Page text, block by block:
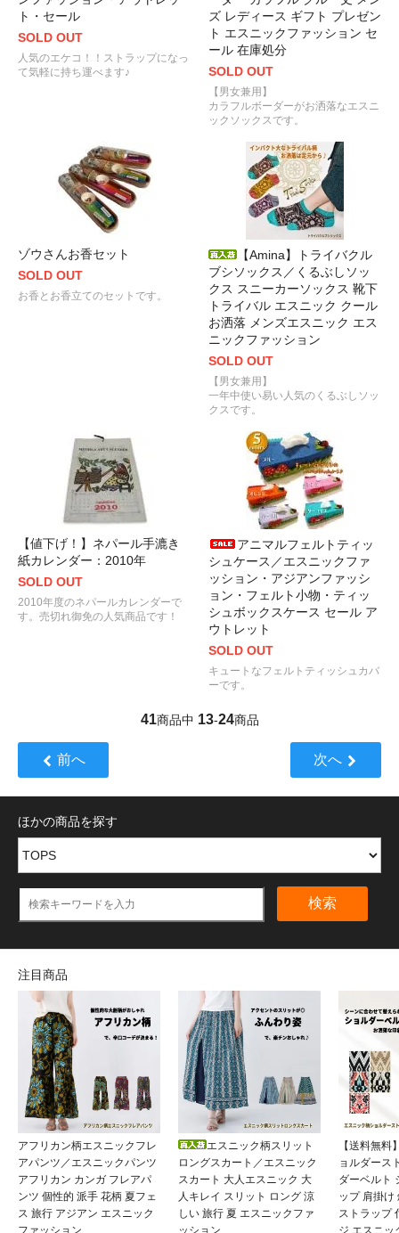
ト・セール
SOLD OUT
人気のエケコ！！ストラップになっ
て気軽に持ち運べます♪
ズ レディース ギフト プレゼン
ト エスニックファッション セ
ール 在庫処分
SOLD OUT
【男女兼用】
カラフルボーダーがお洒落なエスニ
ックソックスです。
ゾウさんお香セット
SOLD OUT
お香とお香立てのセットです。
【Amina】トライバクル
ブシソックス／くるぶしソッ
クス スニーカーソックス 靴下
トライバル エスニック クール
お洒落 メンズエスニック エス
ニックファッション
SOLD OUT
【男女兼用】
一年中使い易い人気のくるぶしソッ
クスです。
【値下げ！】ネパール手漉き
紙カレンダー：2010年
SOLD OUT
2010年度のネパールカレンダーで
す。売切れ御免の人気商品です！
アニマルフェルトティッ
シュケース／エスニックファ
ッション・アジアンファッシ
ョン・フェルト小物・ティッ
シュボックスケース セール ア
ウトレット
SOLD OUT
キュートなフェルトティッシュカバ
ーです。
41商品中 13-24商品
前へ 次へ
ほかの商品を探す
検索
注目商品
アフリカン柄エスニックフレ
アパンツ／エスニックパンツ
アフリカン カンガ フレアパ
ンツ 個性的 派手 花柄 夏フェ
ス 旅行 アジアン エスニック
ファッション
エスニック柄スリット
ロングスカート／エスニック
スカート 大人エスニック 大
人キレイ スリット ロング 涼
しい 旅行 夏 エスニックファ
ッション
【送料無料
ョルダース
ダーベルト
ップ 肩掛け
ストラップ
ジ エスニッ